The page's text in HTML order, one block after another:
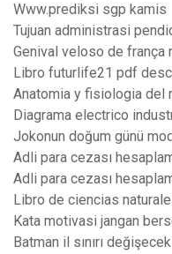
Www.prediksi sgp kamis
Tujuan administrasi
Genival veloso de frança
Libro futurlife21 pdf
Anatomia y fisiologia del
Diagrama electrico
Jokonun doğum günü
Adli para cezası
Adli para cezası
Libro de ciencias
Kata motivasi jangan
Batman il sınırı